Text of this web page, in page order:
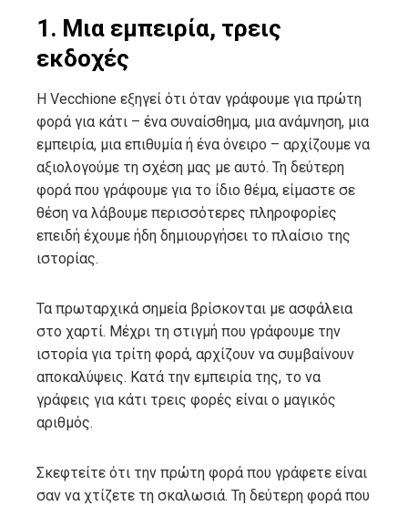
1. Μια εμπειρία, τρεις
εκδοχές
Η Vecchione εξηγεί ότι όταν γράφουμε για πρώτη
φορά για κάτι – ένα συναίσθημα, μια ανάμνηση, μια
εμπειρία, μια επιθυμία ή ένα όνειρο – αρχίζουμε να
αξιολογούμε τη σχέση μας με αυτό. Τη δεύτερη
φορά που γράφουμε για το ίδιο θέμα, είμαστε σε
θέση να λάβουμε περισσότερες πληροφορίες
επειδή έχουμε ήδη δημιουργήσει το πλαίσιο της
ιστορίας.
Τα πρωταρχικά σημεία βρίσκονται με ασφάλεια
στο χαρτί. Μέχρι τη στιγμή που γράφουμε την
ιστορία για τρίτη φορά, αρχίζουν να συμβαίνουν
αποκαλύψεις. Κατά την εμπειρία της, το να
γράφεις για κάτι τρεις φορές είναι ο μαγικός
αριθμός.
Σκεφτείτε ότι την πρώτη φορά που γράφετε είναι
σαν να χτίζετε τη σκαλωσιά. Τη δεύτερη φορά που